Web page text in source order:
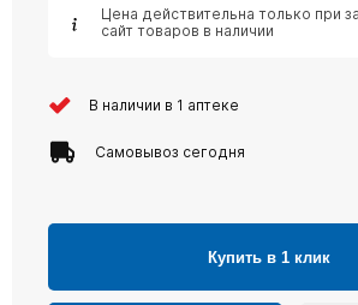
Цена действительна только при
сайт товаров в наличии
В наличии в 1 аптеке
Самовывоз сегодня
Купить в 1 клик